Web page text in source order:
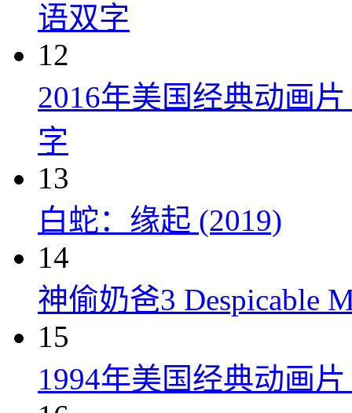
语双字
12
2016年美国经典动画
字
13
白蛇：缘起 (2019)
14
神偷奶爸3 Despicable
15
1994年美国经典动画